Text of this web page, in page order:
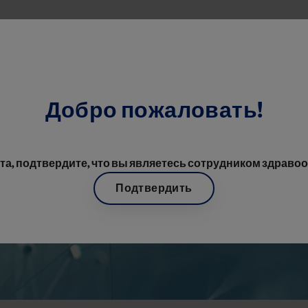
Лекции, Доклады Раннее вмешательство в терапии
Добро пожаловать!
подтвердите, что вы являетесь сотрудником
Подтвердить